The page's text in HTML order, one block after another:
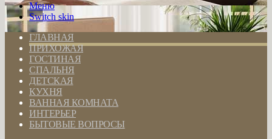
Меню
Switch skin
ГЛАВНАЯ
ПРИХОЖАЯ
ГОСТИНАЯ
СПАЛЬНЯ
ДЕТСКАЯ
КУХНЯ
ВАННАЯ КОМНАТА
ИНТЕРЬЕР
БЫТОВЫЕ ВОПРОСЫ